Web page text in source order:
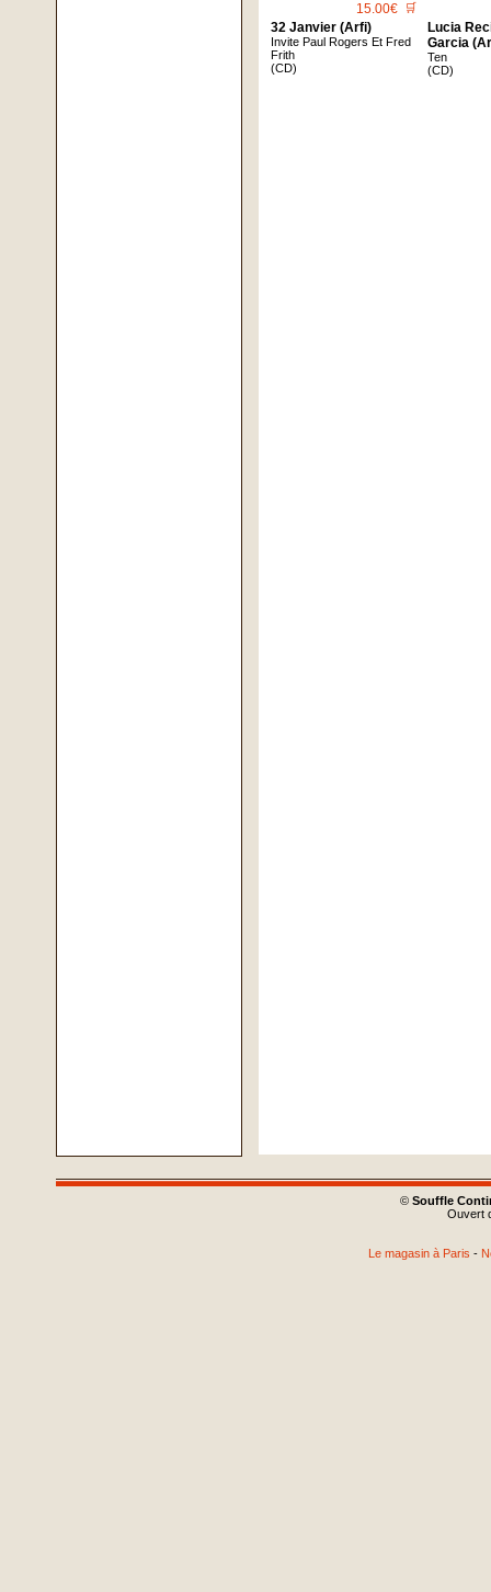
15.00€ 🛒
32 Janvier (Arfi)
Invite Paul Rogers Et Fred
Frith
(CD)
Lucia
Garcia
Ten
(CD)
© Souffle
Ouvert
Le magasin à Paris -